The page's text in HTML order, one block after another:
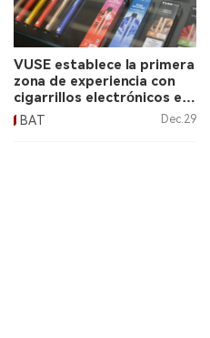
VUSE establece la primera
zona de experiencia con
cigarrillos electrónicos en
Macedonia.
BAT Dec.29